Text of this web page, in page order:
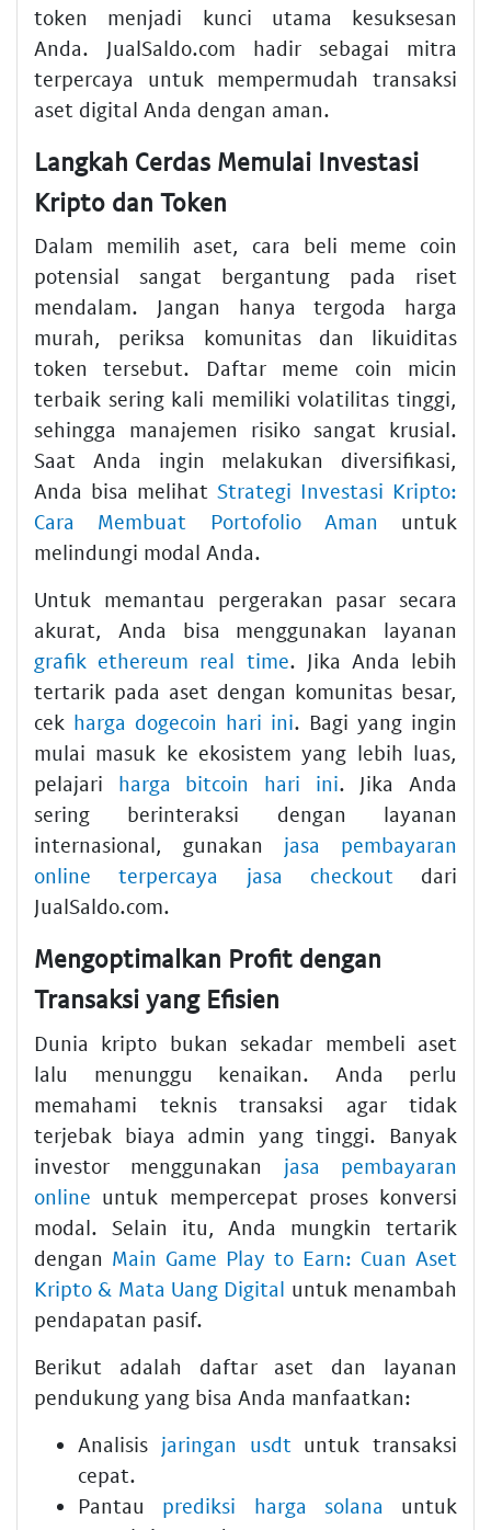
token menjadi kunci utama kesuksesan
Anda. JualSaldo.com hadir sebagai mitra
terpercaya untuk mempermudah transaksi
aset digital Anda dengan aman.
Langkah Cerdas Memulai Investasi
Kripto dan Token
Dalam memilih aset, cara beli meme coin
potensial sangat bergantung pada riset
mendalam. Jangan hanya tergoda harga
murah, periksa komunitas dan likuiditas
token tersebut. Daftar meme coin micin
terbaik sering kali memiliki volatilitas tinggi,
sehingga manajemen risiko sangat krusial.
Saat Anda ingin melakukan diversifikasi,
Anda bisa melihat Strategi Investasi Kripto:
Cara Membuat Portofolio Aman untuk
melindungi modal Anda.
Untuk memantau pergerakan pasar secara
akurat, Anda bisa menggunakan layanan
grafik ethereum real time. Jika Anda lebih
tertarik pada aset dengan komunitas besar,
cek harga dogecoin hari ini. Bagi yang ingin
mulai masuk ke ekosistem yang lebih luas,
pelajari harga bitcoin hari ini. Jika Anda
sering berinteraksi dengan layanan
internasional, gunakan jasa pembayaran
online terpercaya jasa checkout dari
JualSaldo.com.
Mengoptimalkan Profit dengan
Transaksi yang Efisien
Dunia kripto bukan sekadar membeli aset
lalu menunggu kenaikan. Anda perlu
memahami teknis transaksi agar tidak
terjebak biaya admin yang tinggi. Banyak
investor menggunakan jasa pembayaran
online untuk mempercepat proses konversi
modal. Selain itu, Anda mungkin tertarik
dengan Main Game Play to Earn: Cuan Aset
Kripto & Mata Uang Digital untuk menambah
pendapatan pasif.
Berikut adalah daftar aset dan layanan
pendukung yang bisa Anda manfaatkan:
Analisis jaringan usdt untuk transaksi
cepat.
Pantau prediksi harga solana untuk